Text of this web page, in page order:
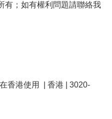
有；如有權利問題請聯絡我
香港使用  | 香港 | 3020-